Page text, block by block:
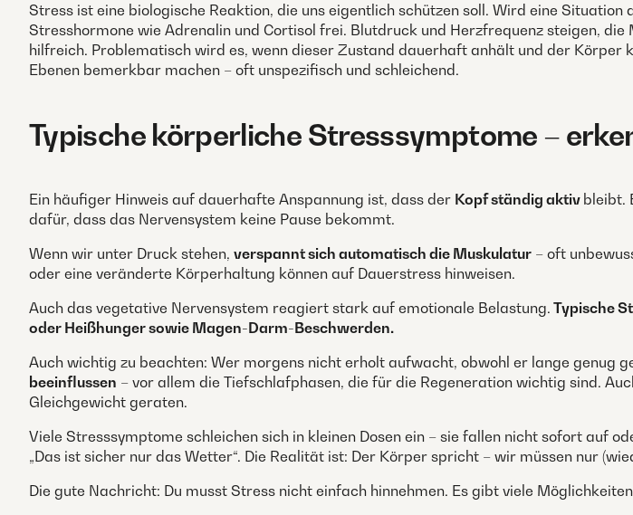
Stress ist eine biologische Reaktion, die uns eigentlich schützen soll. Wird eine
Stresshormone wie Adrenalin und Cortisol frei. Blutdruck und Herzfrequenz steigen,
hilfreich. Problematisch wird es, wenn dieser Zustand dauerhaft anhält und der Körper
Ebenen bemerkbar machen – oft unspezifisch und schleichend.
Typische körperliche Stresssymptome –
Ein häufiger Hinweis auf dauerhafte Anspannung ist, dass der Kopf ständig aktiv bleibt.
dafür, dass das Nervensystem keine Pause bekommt.
Wenn wir unter Druck stehen, verspannt sich automatisch die Muskulatur – oft
oder eine veränderte Körperhaltung können auf Dauerstress hinweisen.
Auch das vegetative Nervensystem reagiert stark auf emotionale Belastung. Typische
oder Heißhunger sowie Magen-Darm-Beschwerden.
Auch wichtig zu beachten: Wer morgens nicht erholt aufwacht, obwohl er lange genug
beeinflussen – vor allem die Tiefschlafphasen, die für die Regeneration wichtig sind.
Gleichgewicht geraten.
Viele Stresssymptome schleichen sich in kleinen Dosen ein – sie fallen nicht sofort auf
„Das ist sicher nur das Wetter“. Die Realität ist: Der Körper spricht – wir müssen nur
Die gute Nachricht: Du musst Stress nicht einfach hinnehmen. Es gibt viele